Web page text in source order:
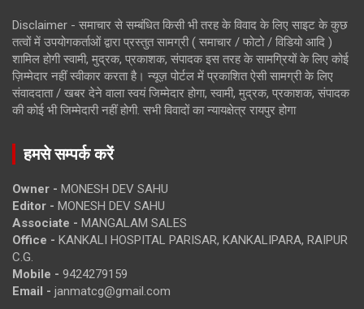
Disclaimer - समाचार से सम्बंधित किसी भी तरह के विवाद के लिए साइट के कुछ
तत्वों में उपयोगकर्ताओं द्वारा प्रस्तुत सामग्री ( समाचार / फोटो / विडियो आदि )
शामिल होगी स्वामी, मुद्रक, प्रकाशक, संपादक इस तरह के सामग्रियों के लिए कोई
ज़िम्मेदार नहीं स्वीकार करता है। न्यूज़ पोर्टल में प्रकाशित ऐसी सामग्री के लिए
संवाददाता / खबर देने वाला स्वयं जिम्मेदार होगा, स्वामी, मुद्रक, प्रकाशक, संपादक
की कोई भी जिम्मेदारी नहीं होगी. सभी विवादों का न्यायक्षेत्र रायपुर होगा
हमसे सम्पर्क करें
Owner - MONESH DEV SAHU
Editor - MONESH DEV SAHU
Associate - MANGALAM SALES
Office - KANKALI HOSPITAL PARISAR, KANKALIPARA, RAIPUR
C.G.
Mobile - 9424279159
Email - janmatcg@gmail.com